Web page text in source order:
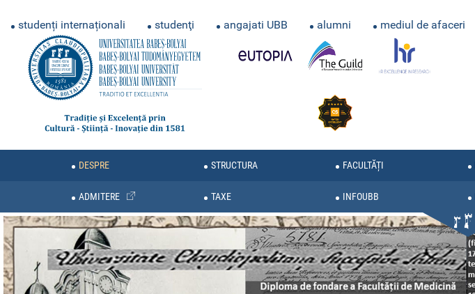
studenți internaționali studenţi angajati UBB alumni mediul de afaceri
DESPRE STRUCTURA FACULTĂȚI
ADMITERE TAXE INFOUBB